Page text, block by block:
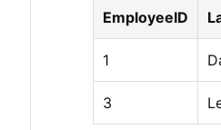
EmployeeID
1
3